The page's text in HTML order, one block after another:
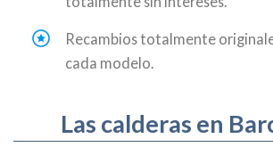
Recambios totalmente
cada modelo.
Las calderas en